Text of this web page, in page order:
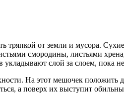
тряпкой от земли и мусора.
смородины, листьями
слой за слоем, пока
На этот мешочек
а поверх их выступит